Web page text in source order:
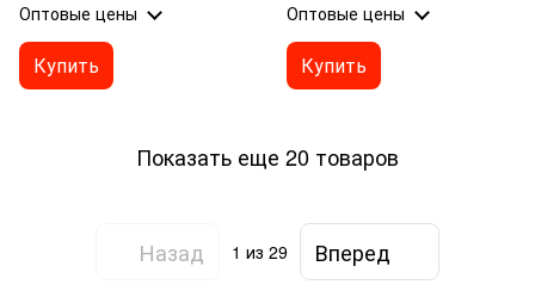
Оптовые цены
Купить
Оптовые цены
Купить
Показать еще 20 товаров
Назад 1 из 29 Вперед